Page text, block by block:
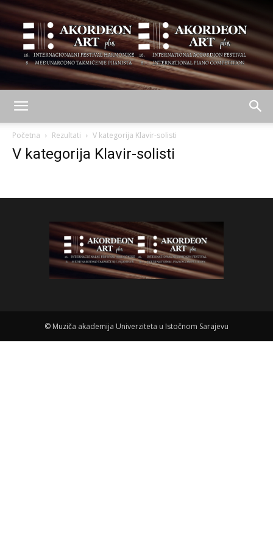
plus
Početna Rezultati V kategorija Klavir-solisti
V kategorija Klavir-solisti
© Muziča akademija Univerziteta u Istočnom Sarajevu